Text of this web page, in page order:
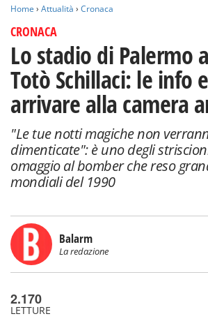
Home › Attualità › Cronaca
CRONACA
Lo stadio di Palermo
Totò Schillaci: le info
arrivare alla camera
"Le tue notti magiche non
dimenticate": è uno degli
omaggio al bomber che reso
mondiali del 1990
Balarm
La redazione
2.170
LETTURE